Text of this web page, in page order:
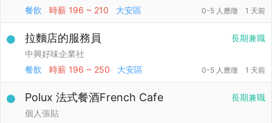
餐飲
時薪 196 ~ 210 大安區 0-5 人應徵 1 天前
長期兼職
拉麵店的服務員
中興好味企業社
餐飲
時薪 196 ~ 250 大安區 0-5 人應徵 1 天前
長期兼職
Polux 法式餐酒French Cafe
個人張貼